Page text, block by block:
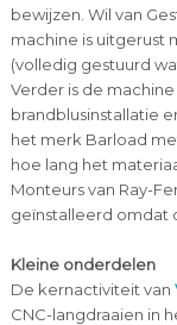
bewijzen. Wil van
machine is uitgerust
(volledig gestuurd
Verder is de
brandblusinstallatie
het merk Barload
hoe lang het
Monteurs van Ray-
geïnstalleerd omdat
Kleine onderdelen
De kernactiviteit van
CNC-langdraaien in